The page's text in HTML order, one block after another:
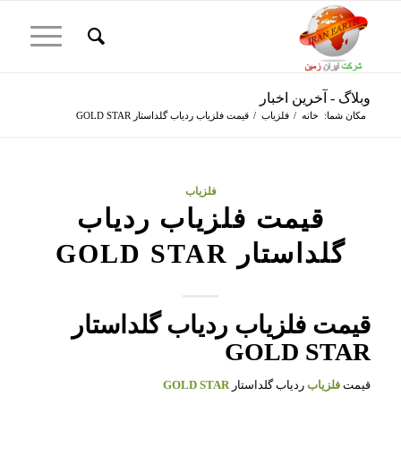
وبلاگ - آخرین اخبار
مکان شما: خانه / فلزیاب / قیمت فلزیاب ردیاب گلداستار GOLD STAR
فلزیاب
قیمت فلزیاب ردیاب
گلداستار GOLD STAR
قیمت فلزیاب ردیاب گلداستار
GOLD STAR
قیمتفلزیابردیاب گلداستارGOLD STAR